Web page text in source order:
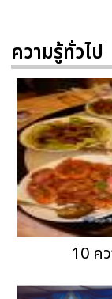
ความรู้ทั่วไป
10 ค